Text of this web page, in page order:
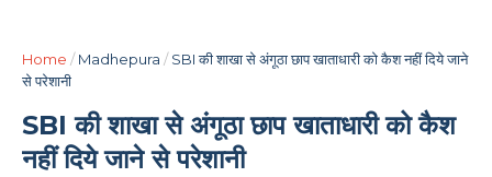
Home / Madhepura / SBI की शाखा से अंगूठा छाप खाताधारी को कैश नहीं दिये जाने
से परेशानी
SBI की शाखा से अंगूठा छाप खाताधारी को कैश
नहीं दिये जाने से परेशानी